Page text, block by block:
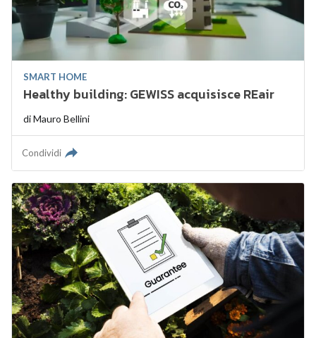
SMART HOME
Healthy building: GEWISS acquisisce REair
diMauro Bellini
Condividi